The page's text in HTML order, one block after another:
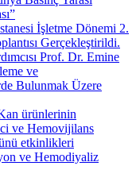
İşletme Dönemi 2.
Gerçekleştirildi.
Prof. Dr. Emine
ve
Bulunmak Üzere
ürünlerinin
ve Hemovijilans
etkinlikleri
ve Hemodiyaliz